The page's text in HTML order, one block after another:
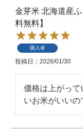
金芽米 北海道産
料無料】
購入者
投稿日 2026/01/30
価格は上がって
いお米がいいの